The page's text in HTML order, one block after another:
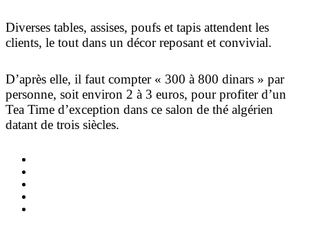
Diverses tables, assises, poufs et tapis attendent les
clients, le tout dans un décor reposant et convivial.
D’après elle, il faut compter « 300 à 800 dinars » par
personne, soit environ 2 à 3 euros, pour profiter d’un
Tea Time d’exception dans ce salon de thé algérien
datant de trois siècles.